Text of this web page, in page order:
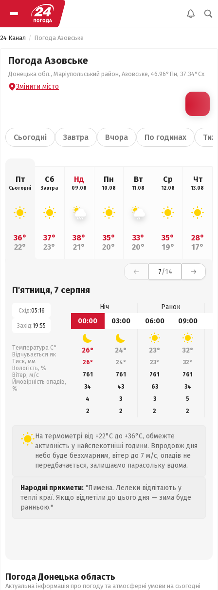
24 Канал Погода Азовське
Погода Азовське
Донецька обл., Маріупольський район, Азовське, 46.96°Пн, 37.34°Сх
Змінити місто
Сьогодні Завтра Вчора По годинах
Пт
Сьогодні
36°
22°
Сб
Завтра
37°
23°
Нд
09.08
38°
21°
Пн
10.08
35°
20°
Вт
11.08
33°
20°
Ср
12.08
35°
19°
Чт
13.08
28°
17°
7/14
П'ятниця, 7 серпня
Схід:05:16
Захід:19:55
Температура С°
Відчувається як
Тиск, мм
Вологість, %
Вітер, м/с
Ймовірність опадів,
%
Ніч
Ранок
00:00
03:00 06:00 09:00
26° 24° 23° 32°
26° 24° 23° 32°
761
761 761 761
34
43 63 34
4
3 3
5
2
2 2 2
На термометрі від +22°C до +36°C, обмежте
активність у найспекотніші години. Впродовж дня
небо буде безхмарним, вітер до 7 м/с, опадів не
передбачається, залишаємо парасольку вдома.
Народні прикмети: "Пимена. Лелеки відлітають у
теплі краї. Якщо відлетіли до цього дня — зима буде
ранньою."
Погода Донецька область
Актуальна інформація про погоду та атмосферні умови на сьогодні